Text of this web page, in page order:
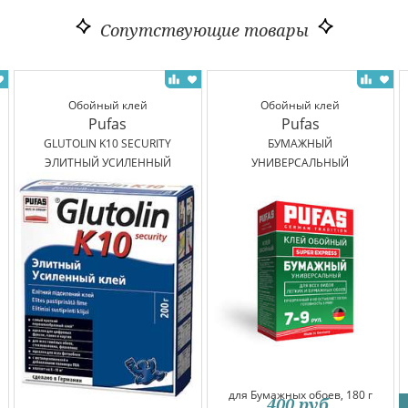
Сопутствующие товары
Обойный клей
Pufas
GLUTOLIN K10 SECURITY
ЭЛИТНЫЙ УСИЛЕННЫЙ
Обойный клей
Pufas
БУМАЖНЫЙ
УНИВЕРСАЛЬНЫЙ
для Бумажных обоев, 180 г